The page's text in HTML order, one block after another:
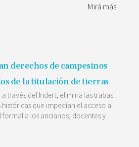
Mirá más
derechos de campesinos
de la titulación de tierras
través del Indert, elimina las trabas
que impedían el acceso a
formal a los ancianos, docentes y